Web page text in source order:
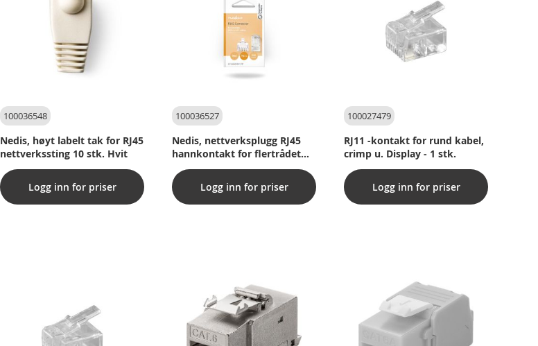
100036548
Nedis, høyt labelt tak for RJ45
nettverkssting 10 stk. Hvit
Logg inn for priser
100036527
Nedis, nettverksplugg RJ45
hannkontakt for flertrådet
katt. 6 UTP -kabler 10 stk.
Gjennomsiktig
Logg inn for priser
100027479
RJ11 -kontakt for rund kabel,
crimp u. Display - 1 stk.
Logg inn for priser